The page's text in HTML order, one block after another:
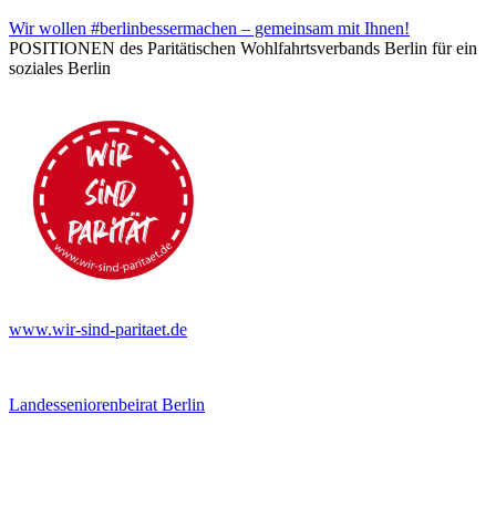
Wir wollen #berlinbessermachen – gemeinsam mit Ihnen!
POSITIONEN des Paritätischen Wohlfahrtsverbands Berlin für ein
soziales Berlin
www.wir-sind-paritaet.de
Landesseniorenbeirat Berlin